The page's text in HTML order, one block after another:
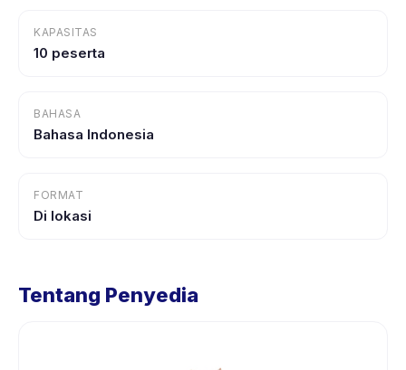
KAPASITAS
10 peserta
BAHASA
Bahasa Indonesia
FORMAT
Di lokasi
Tentang Penyedia